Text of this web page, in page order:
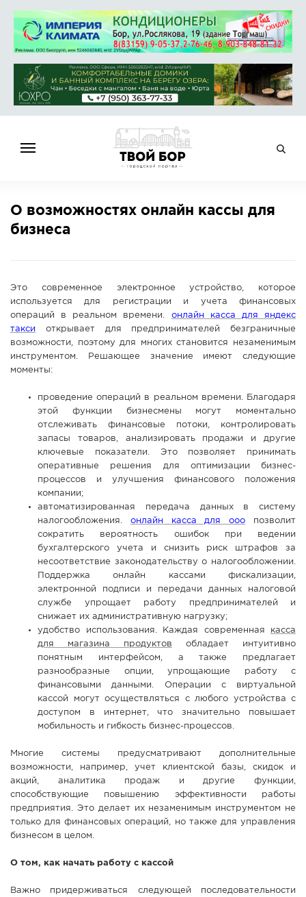
НОВОСТИ
СПРАВОЧНИК
АФИША
КАМЕРЫ
ГОЛОСОВАНИЯ
ФОТО
О возможностях онлайн кассы для
бизнеса
Это современное электронное устройство, которое
используется для регистрации и учета финансовых
операций в реальном времени. онлайн касса для яндекс
такси открывает для предпринимателей безграничные
возможности, поэтому для многих становится незаменимым
инструментом. Решающее значение имеют следующие
моменты:
проведение операций в реальном времени. Благодаря
этой функции бизнесмены могут моментально
отслеживать финансовые потоки, контролировать
запасы товаров, анализировать продажи и другие
ключевые показатели. Это позволяет принимать
оперативные решения для оптимизации бизнес-
процессов и улучшения финансового положения
компании;
автоматизированная передача данных в систему
налогообложения. онлайн касса для ооо позволит
сократить вероятность ошибок при ведении
бухгалтерского учета и снизить риск штрафов за
несоответствие законодательству о налогообложении.
Поддержка онлайн кассами фискализации,
электронной подписи и передачи данных налоговой
службе упрощает работу предпринимателей и
снижает их административную нагрузку;
удобство использования. Каждая современная касса
для магазина продуктов обладает интуитивно
понятным интерфейсом, а также предлагает
разнообразные опции, упрощающие работу с
финансовыми данными. Операции с виртуальной
кассой могут осуществляться с любого устройства с
доступом в интернет, что значительно повышает
мобильность и гибкость бизнес-процессов.
Многие системы предусматривают дополнительные
возможности, например, учет клиентской базы, скидок и
акций, аналитика продаж и другие функции,
способствующие повышению эффективности работы
предприятия. Это делает их незаменимым инструментом не
только для финансовых операций, но также для управления
бизнесом в целом.
О том, как начать работу с кассой
Важно придерживаться следующей последовательности